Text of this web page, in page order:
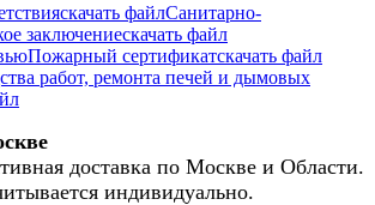
скачать файлСанитарно-
заключениескачать файл
Пожарный сертификатскачать файл
работ, ремонта печей и дымовых
доставка по Москве и Области.
индивидуально.